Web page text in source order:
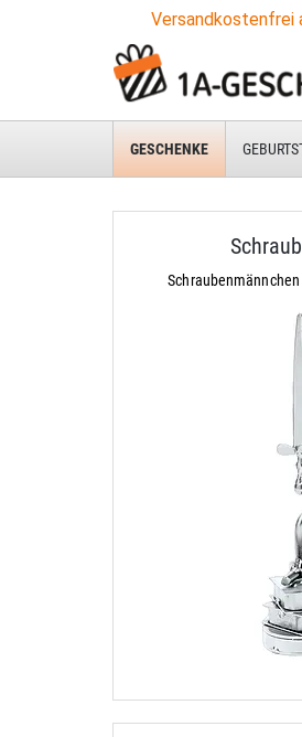
Versandkostenfrei
GESCHENKE